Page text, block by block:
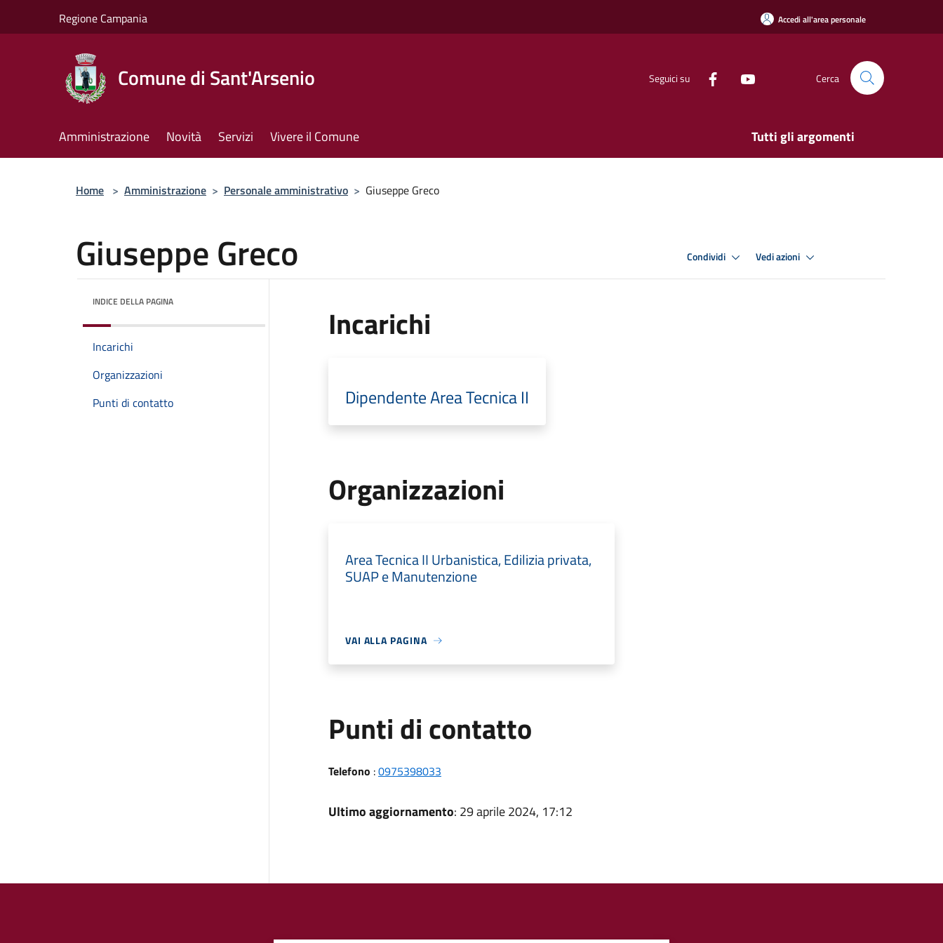
Regione Campania Accedi all'area personale
Comune di Sant'Arsenio Seguici su Cerca
Amministrazione Novità Servizi Vivere il Comune Tutti gli argomenti
Home > Amministrazione > Personale amministrativo > Giuseppe Greco
Giuseppe Greco Condividi Vedi azioni
INDICE DELLA PAGINA
Incarichi
Organizzazioni
Punti di contatto
Incarichi
Dipendente Area Tecnica II
Organizzazioni
Area Tecnica II Urbanistica, Edilizia privata,
SUAP e Manutenzione
VAI ALLA PAGINA
Punti di contatto
Telefono :0975398033
Ultimo aggiornamento: 29 aprile 2024, 17:12